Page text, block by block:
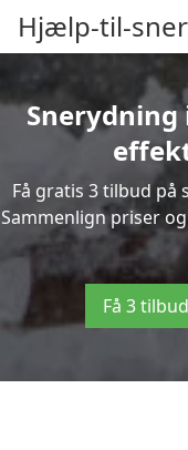
Hjælp-til-
Snerydning
Få gratis 3 tilbud på
Sammenlign priser
Få 3